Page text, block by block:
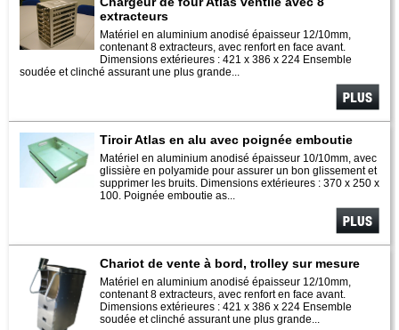
extracteurs
Matériel en aluminium anodisé épaisseur 12/10mm,
contenant 8 extracteurs, avec renfort en face avant.
Dimensions extérieures : 421 x 386 x 224 Ensemble
soudée et clinché assurant une plus grande...
Voir plus
Tiroir Atlas en alu avec poignée emboutie
Matériel en aluminium anodisé épaisseur 10/10mm, avec
glissière en polyamide pour assurer un bon glissement et
supprimer les bruits. Dimensions extérieures : 370 x 250 x
100. Poignée emboutie as...
Voir plus
Chariot de vente à bord, trolley sur mesure
Matériel en aluminium anodisé épaisseur 12/10mm,
contenant 8 extracteurs, avec renfort en face avant.
Dimensions extérieures : 421 x 386 x 224 Ensemble
soudée et clinché assurant une plus grande...